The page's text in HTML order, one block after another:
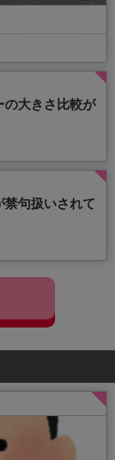
の大きさ比較が
禁句扱いされて